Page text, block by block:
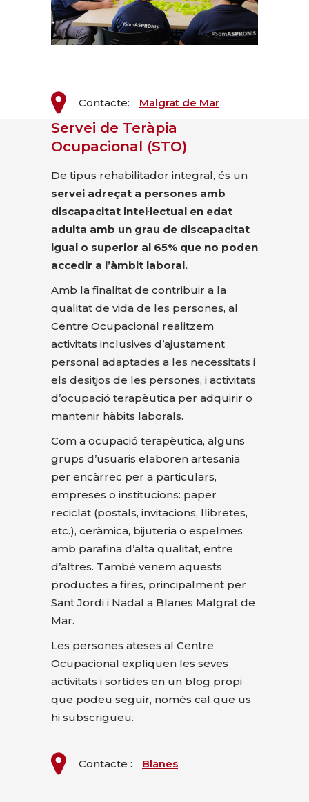
Contacte: Malgrat de Mar
Servei de Teràpia
Ocupacional (STO)
De tipus rehabilitador integral, és un
servei adreçat a persones amb
discapacitat intel·lectual en edat
adulta amb un grau de discapacitat
igual o superior al 65% que no poden
accedir a l’àmbit laboral.
Amb la finalitat de contribuir a la
qualitat de vida de les persones, al
Centre Ocupacional realitzem
activitats inclusives d’ajustament
personal adaptades a les necessitats i
els desitjos de les persones, i activitats
d’ocupació terapèutica per adquirir o
mantenir hàbits laborals.
Com a ocupació terapèutica, alguns
grups d’usuaris elaboren artesania
per encàrrec per a particulars,
empreses o institucions: paper
reciclat (postals, invitacions, llibretes,
etc.), ceràmica, bijuteria o espelmes
amb parafina d’alta qualitat, entre
d’altres. També venem aquests
productes a fires, principalment per
Sant Jordi i Nadal a Blanes Malgrat de
Mar.
Les persones ateses al Centre
Ocupacional expliquen les seves
activitats i sortides en un blog propi
que podeu seguir, només cal que us
hi subscrigueu.
Contacte : Blanes